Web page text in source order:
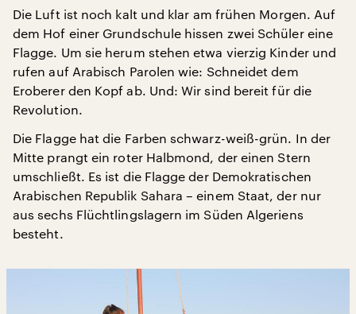
Die Luft ist noch kalt und klar am frühen Morgen. Auf
dem Hof einer Grundschule hissen zwei Schüler eine
Flagge. Um sie herum stehen etwa vierzig Kinder und
rufen auf Arabisch Parolen wie: Schneidet dem
Eroberer den Kopf ab. Und: Wir sind bereit für die
Revolution.
Die Flagge hat die Farben schwarz-weiß-grün. In der
Mitte prangt ein roter Halbmond, der einen Stern
umschließt. Es ist die Flagge der Demokratischen
Arabischen Republik Sahara – einem Staat, der nur
aus sechs Flüchtlingslagern im Süden Algeriens
besteht.